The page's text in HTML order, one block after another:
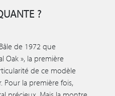
?
de 1972 que
Oak », la première
de ce modèle
Pour la première fois,